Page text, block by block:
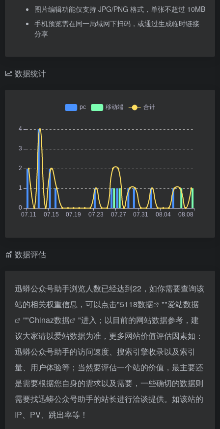
图片编辑功能仅支持 JPG/PNG 格式，单张不超过 10MB
手机预览需在同一局域网下扫码，或通过生成临时链接
分享
数据统计
数据评估
迅蟒公众号助手浏览人数已经达到22，如你需要查询该
站的相关权重信息，可以点击"5118数据 ""爱站数据
""Chinaz数据
"进入；以目前的网站数据参考，建
议大家请以爱站数据为准，更多网站价值评估因素如：
迅蟒公众号助手的访问速度、搜索引擎收录以及索引
量、用户体验等；当然要评估一个站的价值，最主要还
是需要根据您自身的需求以及需要，一些确切的数据则
需要找迅蟒公众号助手的站长进行洽谈提供。如该站的
IP、PV、跳出率等！